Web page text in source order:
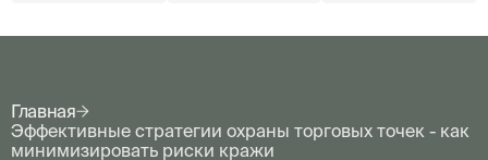
Главная
Эффективные стратегии охраны торговых точек - как
минимизировать риски кражи